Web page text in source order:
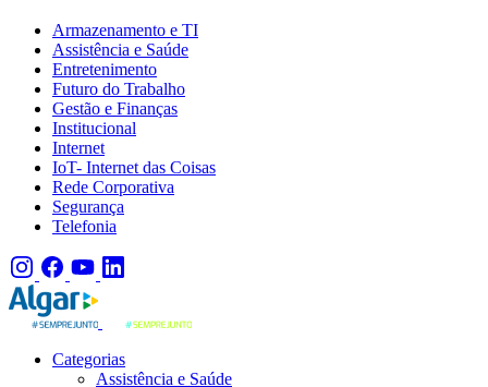
Armazenamento e TI
Assistência e Saúde
Entretenimento
Futuro do Trabalho
Gestão e Finanças
Institucional
Internet
IoT- Internet das Coisas
Rede Corporativa
Segurança
Telefonia
Categorias
Assistência e Saúde